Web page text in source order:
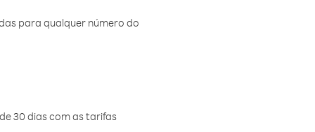
para qualquer número do
30 dias com as tarifas